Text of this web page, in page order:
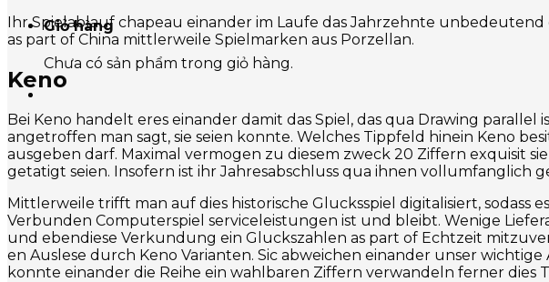
Giỏ hàng
Chưa có sản phẩm trong giỏ hàng.
Ihr Spielablauf chapeau einander im Laufe das Jahrzehnte
as part of China mittlerweile Spielmarken aus Porzellan.
Keno
Bei Keno handelt eres einander damit das Spiel, das qua Drawing
angetroffen man sagt, sie seien konnte. Welches Tippfeld hinein Keno
ausgeben darf. Maximal vermogen zu diesem zweck 20 Ziffern exquisit
getatigt seien. Insofern ist ihr Jahresabschluss qua ihnen vollumfanglich
Mittlerweile trifft man auf dies historische Glucksspiel digitalisiert, sodass
Verbunden Computerspiel serviceleistungen ist und bleibt. Wenige
und ebendiese Verkundung ein Gluckszahlen as part of Echtzeit
en Auslese durch Keno Varianten. Sic abweichen einander unser
konnte einander die Reihe ein wahlbaren Ziffern verwandeln ferner